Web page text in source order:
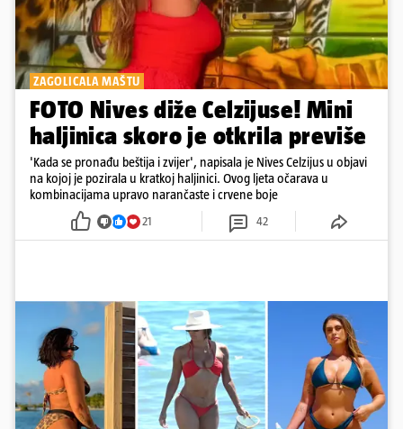
ZAGOLICALA MAŠTU
FOTO Nives diže Celzijuse! Mini
haljinica skoro je otkrila previše
'Kada se pronađu beštija i zvijer', napisala je Nives Celzijus u objavi
na kojoj je pozirala u kratkoj haljinici. Ovog ljeta očarava u
kombinacijama upravo narančaste i crvene boje
21 42